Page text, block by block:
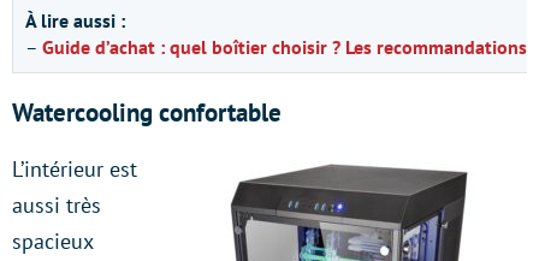
À lire aussi :
– Guide d’achat : quel boîtier choisir ? Les recommandations
Watercooling confortable
L’intérieur est
aussi très
spacieux